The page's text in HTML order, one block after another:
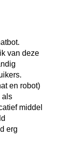
van deze
en robot)
als
middel
erg